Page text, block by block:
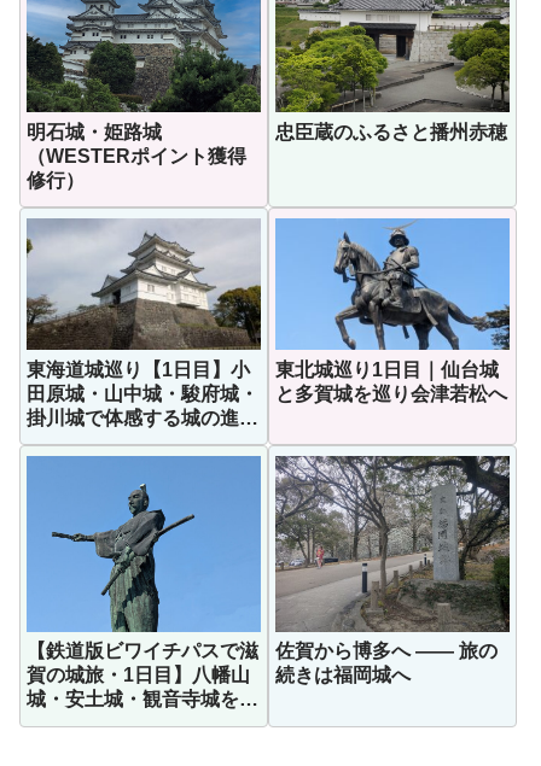
明石城・姫路城
（WESTERポイント獲得
修行）
忠臣蔵のふるさと播州赤穂
東海道城巡り【1日目】小
田原城・山中城・駿府城・
掛川城で体感する城の進化
史
東北城巡り1日目｜仙台城
と多賀城を巡り会津若松へ
【鉄道版ビワイチパスで滋
賀の城旅・1日目】八幡山
城・安土城・観音寺城を歩
く！
佐賀から博多へ ―― 旅の
続きは福岡城へ